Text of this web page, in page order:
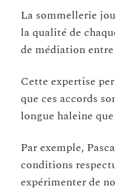
La sommellerie
la qualité de
de médiation
Cette expertise
que ces accords
longue haleine
Par exemple,
conditions
expérimenter de